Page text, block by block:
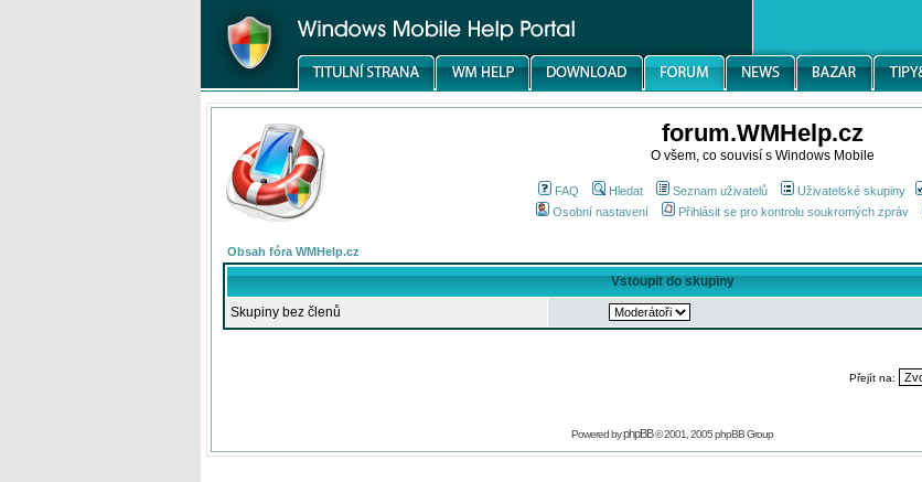
forum.WMHelp.cz
O všem, co souvisí s Windows Mobile
FAQ Hledat Seznam uživatelů Uživatelské skupiny
Osobní nastavení
Přihlásit se pro kontrolu soukromých zpráv
Obsah fóra WMHelp.cz
Vstoupit do skupiny
Skupiny bez členů
Přejít na:
Powered byphpBB© 2001, 2005 phpBB Group